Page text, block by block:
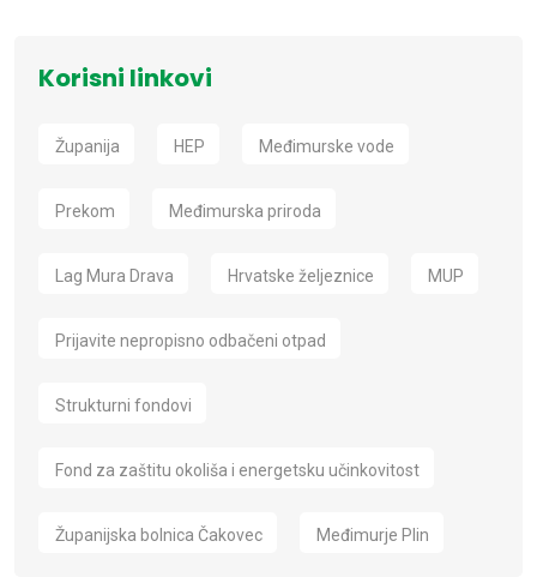
Korisni linkovi
Županija HEP Međimurske vode
Prekom Međimurska priroda
Lag Mura Drava Hrvatske željeznice MUP
Prijavite nepropisno odbačeni otpad
Strukturni fondovi
Fond za zaštitu okoliša i energetsku učinkovitost
Županijska bolnica Čakovec Međimurje Plin